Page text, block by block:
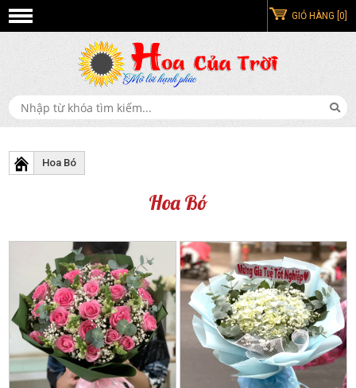
GIỎ HÀNG [0]
Hoa Bó
Hoa Bó